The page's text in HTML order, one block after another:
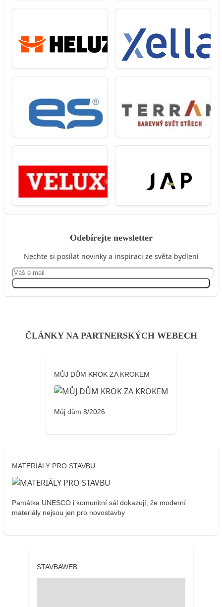
Odebírejte newsletter
Nechte si posílat novinky a inspiraci ze světa bydlení
ČLÁNKY NA PARTNERSKÝCH WEBECH
MŮJ DŮM KROK ZA KROKEM
Můj dům 8/2026
MATERIÁLY PRO STAVBU
Památka UNESCO i komunitní sál dokazují, že moderní
materiály nejsou jen pro novostavby
STAVBAWEB